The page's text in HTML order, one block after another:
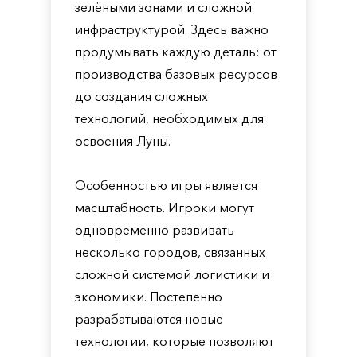
зелёными зонами и сложной
инфраструктурой. Здесь важно
продумывать каждую деталь: от
производства базовых ресурсов
до создания сложных
технологий, необходимых для
освоения Луны.
Особенностью игры является
масштабность. Игроки могут
одновременно развивать
несколько городов, связанных
сложной системой логистики и
экономики. Постепенно
разрабатываются новые
технологии, которые позволяют